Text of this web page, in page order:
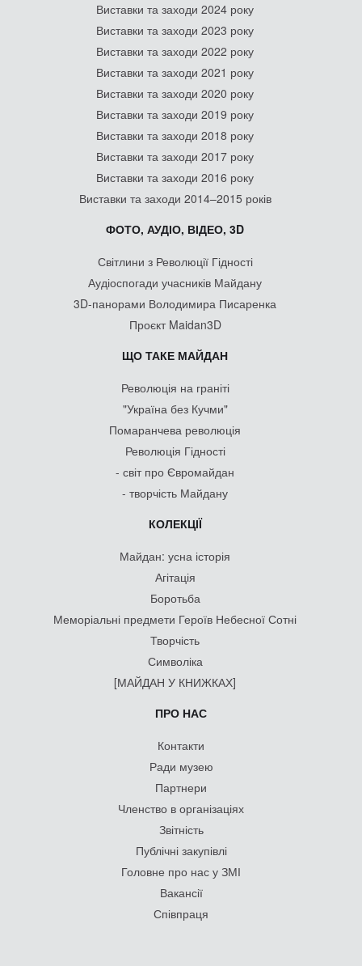
Виставки та заходи 2024 року
Виставки та заходи 2023 року
Виставки та заходи 2022 року
Виставки та заходи 2021 року
Виставки та заходи 2020 року
Виставки та заходи 2019 року
Виставки та заходи 2018 року
Виставки та заходи 2017 року
Виставки та заходи 2016 року
Виставки та заходи 2014–2015 років
ФОТО, АУДІО, ВІДЕО, 3D
Світлини з Революції Гідності
Аудіоспогади учасників Майдану
3D-панорами Володимира Писаренка
Проєкт Maidan3D
ЩО ТАКЕ МАЙДАН
Революція на граніті
"Україна без Кучми"
Помаранчева революція
Революція Гідності
- світ про Євромайдан
- творчість Майдану
КОЛЕКЦІЇ
Майдан: усна історія
Агітація
Боротьба
Меморіальні предмети Героїв Небесної Сотні
Творчість
Символіка
[МАЙДАН У КНИЖКАХ]
ПРО НАС
Контакти
Ради музею
Партнери
Членство в організаціях
Звітність
Публічні закупівлі
Головне про нас у ЗМІ
Вакансії
Співпраця